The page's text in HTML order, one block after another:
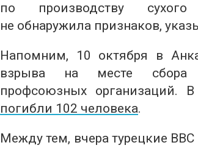
по производству
не обнаружила признаков,
Напомним, 10 октября в
взрыва на месте сбора
профсоюзных организаций. В
погибли 102 человека.
Между тем, вчера турецкие ВВС